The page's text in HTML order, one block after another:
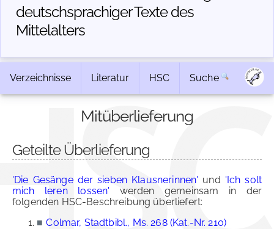
deutschsprachiger Texte des
Mittelalters
Verzeichnisse Literatur HSC Suche
Mitüberlieferung
Geteilte Überlieferung
'Die Gesänge der sieben Klausnerinnen' und 'Ich solt
mich leren lossen' werden gemeinsam in der
folgenden HSC-Beschreibung überliefert:
■ Colmar, Stadtbibl., Ms. 268 (Kat.-Nr. 210)